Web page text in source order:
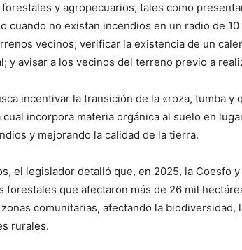
y agropecuarios, tales como
cuando no existan incendios en un radio de
vecinos; verificar la existencia de un
y avisar a los vecinos del terreno previo a
incentivar la transición de la «roza, tumba y
cual incorpora materia orgánica al suelo en
y mejorando la calidad de la tierra.
el legislador detalló que, en 2025, la Coesfo
forestales que afectaron más de 26 mil
comunitarias, afectando la biodiversidad,
rurales.